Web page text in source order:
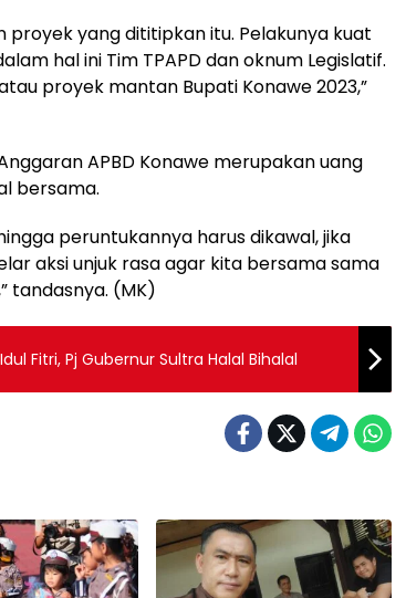
proyek yang dititipkan itu. Pelakunya kuat
hal ini Tim TPAPD dan oknum Legislatif.
proyek mantan Bupati Konawe 2023,”
APBD Konawe merupakan uang
bersama.
peruntukannya harus dikawal, jika
aksi unjuk rasa agar kita bersama sama
tandasnya. (MK)
Fitri, Pj Gubernur Sultra Halal Bihalal